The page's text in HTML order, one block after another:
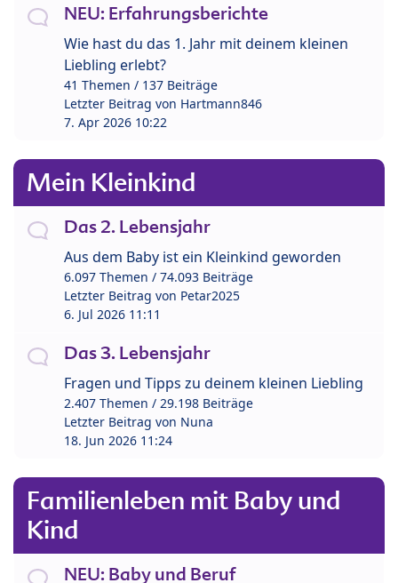
NEU: Erfahrungsberichte
Wie hast du das 1. Jahr mit deinem kleinen
Liebling erlebt?
41 Themen / 137 Beiträge
Letzter Beitrag von Hartmann846
7. Apr 2026 10:22
Mein Kleinkind
Das 2. Lebensjahr
Aus dem Baby ist ein Kleinkind geworden
6.097 Themen / 74.093 Beiträge
Letzter Beitrag von Petar2025
6. Jul 2026 11:11
Das 3. Lebensjahr
Fragen und Tipps zu deinem kleinen Liebling
2.407 Themen / 29.198 Beiträge
Letzter Beitrag von Nuna
18. Jun 2026 11:24
Familienleben mit Baby und
Kind
NEU: Baby und Beruf